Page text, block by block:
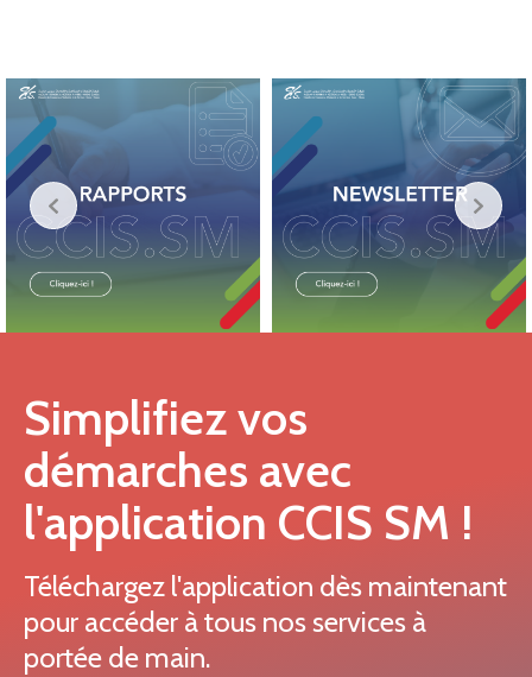
Simplifiez vos
démarches avec
l'application CCIS SM !
Téléchargez l'application dès maintenant
pour accéder à tous nos services à
portée de main.